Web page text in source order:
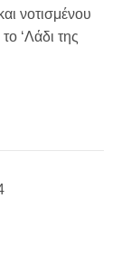
νοτισμένου
‘Λάδι της